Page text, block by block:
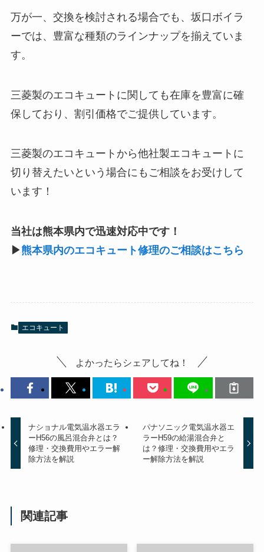
万が一、交換を検討される場合でも、坂口ボイラ
ーでは、豊富な種類のラインナップを揃えていま
す。
三菱製のエコキュートに関しても在庫を豊富に確
保しており、割引価格でご提供しています。
三菱製のエコキュートから他社製エコキュートに
切り替えたいという場合にもご相談をお受けして
います！
当社は熊本県内で迅速対応中です！
▶熊本県内のエコキュート修理のご相談はこちら
エコキュート
よかったらシェアしてね！
ナショナル電気温水器エラ
ーH56の風呂混合弁とは？
修理・交換費用やエラー解
除方法を解説
パナソニック電気温水器エ
ラーH59の給湯混合弁と
は？修理・交換費用やエラ
ー解除方法を解説
関連記事